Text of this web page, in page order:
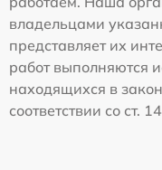
владельцами
представляет их
работ выполняются
находящихся в
соответствии со ст.